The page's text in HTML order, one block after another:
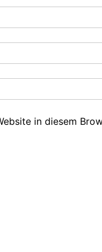
in diesem